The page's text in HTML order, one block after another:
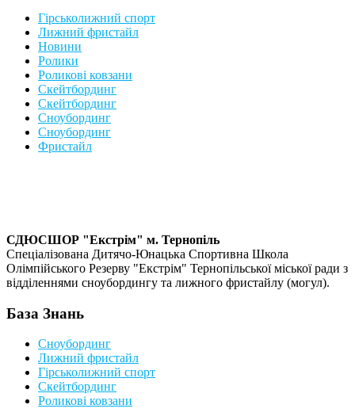
Гірськолижний спорт
Лижний фристайл
Новини
Ролики
Роликові ковзани
Скейтбординг
Скейтбординг
Сноубординг
Сноубординг
Фристайл
СДЮСШОР "Екстрім" м. Тернопіль
Спеціалізована Дитячо-Юнацька Спортивна Школа
Олімпійського Резерву "Екстрім" Тернопільської міської ради з
відділеннями сноубордингу та лижного фристайлу (могул).
База Знань
Сноубординг
Лижний фристайл
Гірськолижний спорт
Скейтбординг
Роликові ковзани